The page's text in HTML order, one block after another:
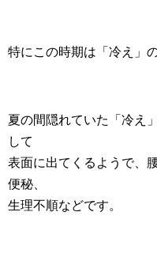
特にこの時期は「冷え」
夏の間隠れていた「冷え
して
表面に出てくるようで、
便秘、
生理不順などです。